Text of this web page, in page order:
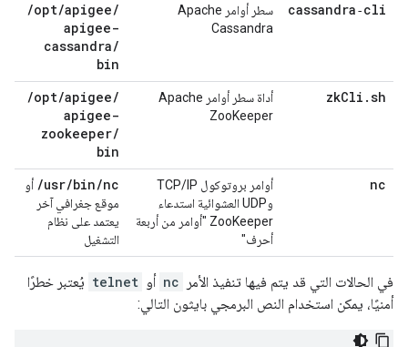
cassandra‑cli
سطر أوامر Apache
Cassandra
/opt/apigee/
apigee-
cassandra/
bin
zkCli .sh
أداة سطر أوامر Apache
ZooKeeper
/opt/apigee/
apigee-
zookeeper/
bin
nc
أوامر بروتوكول TCP/IP
وUDP العشوائية استدعاء
ZooKeeper "أوامر من أربعة
أحرف"
/usr/bin/nc
أو
موقع جغرافي آخر
يعتمد على نظام
التشغيل
في الحالات التي قد يتم فيها تنفيذ الأمر nc أو telnet يُعتبر خطرًا
أمنيًا، يمكن استخدام النص البرمجي بايثون التالي: